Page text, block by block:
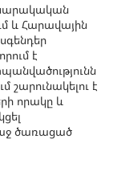
և Հարավային
է
շարունակելու է
որակը և
ծառացած